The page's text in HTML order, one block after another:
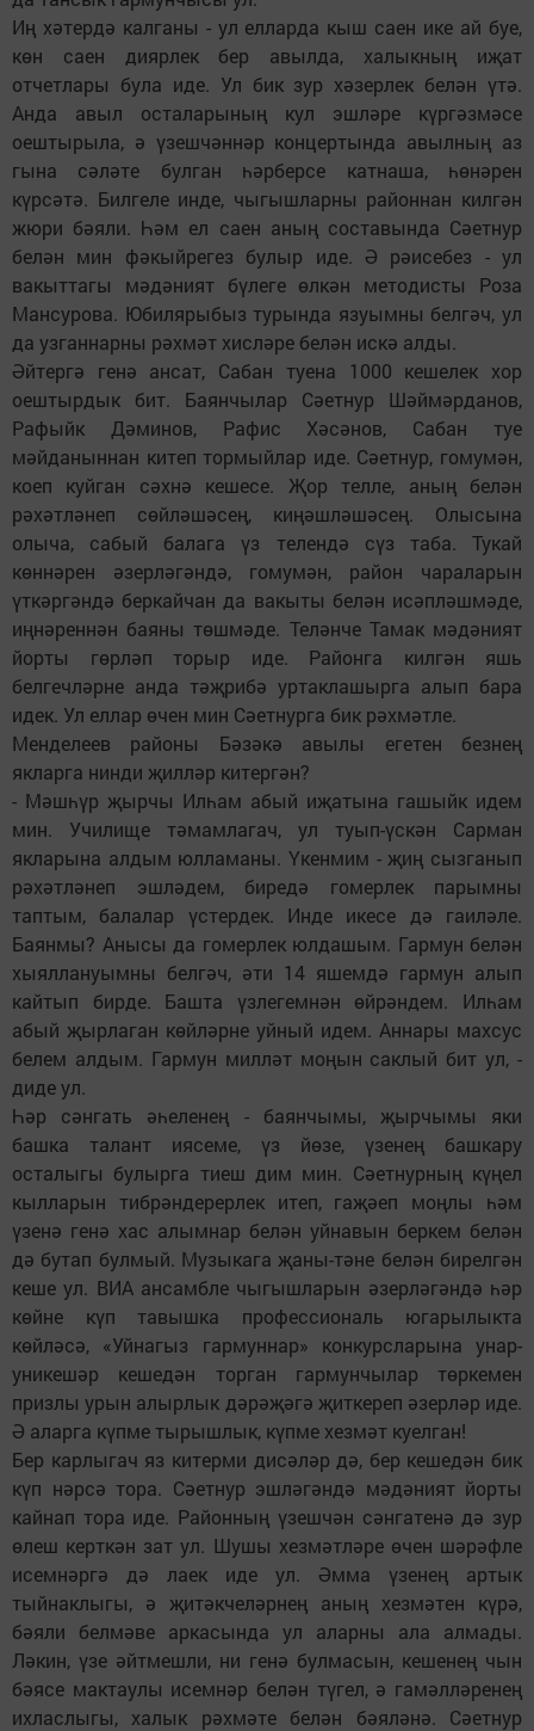
Иң хәтердә калганы - ул елларда кыш саен ике ай буе,
көн саен диярлек бер авылда, халыкның иҗат
отчетлары була иде. Ул бик зур хәзерлек белән үтә.
Анда авыл осталарының кул эшләре күргәзмәсе
оештырыла, ә үзешчәннәр концертында авылның аз
гына сәләте булган һәрберсе катнаша, һөнәрен
күрсәтә. Билгеле инде, чыгышларны районнан килгән
жюри бәяли. Һәм ел саен аның составында Сәетнур
белән мин фәкыйрегез булыр иде. Ә рәисебез - ул
вакыттагы мәдәният бүлеге өлкән методисты Роза
Мансурова. Юбилярыбыз турында язуымны белгәч, ул
да узганнарны рәхмәт хисләре белән искә алды.
Әйтергә генә ансат, Сабан туена 1000 кешелек хор
оештырдык бит. Баянчылар Сәетнур Шәймәрданов,
Рафыйк Дәминов, Рафис Хәсәнов, Сабан туе
мәйданыннан китеп тормыйлар иде. Сәетнур, гомумән,
коеп куйган сәхнә кешесе. Җор телле, аның белән
рәхәтләнеп сөйләшәсең, киңәшләшәсең. Олысына
олыча, сабый балага үз телендә сүз таба. Тукай
көннәрен әзерләгәндә, гомумән, район чараларын
үткәргәндә беркайчан да вакыты белән исәпләшмәде,
иңнәреннән баяны төшмәде. Теләнче Тамак мәдәният
йорты гөрләп торыр иде. Районга килгән яшь
белгечләрне анда тәҗрибә уртаклашырга алып бара
идек. Ул еллар өчен мин Сәетнурга бик рәхмәтле.
Менделеев районы Бәзәкә авылы егетен безнең
якларга нинди җилләр китергән?
- Мәшһүр җырчы Илһам абый иҗатына гашыйк идем
мин. Училище тәмамлагач, ул туып-үскән Сарман
якларына алдым юлламаны. Үкенмим - җиң сызганып
рәхәтләнеп эшләдем, биредә гомерлек парымны
таптым, балалар үстердек. Инде икесе дә гаиләле.
Баянмы? Анысы да гомерлек юлдашым. Гармун белән
хыяллануымны белгәч, әти 14 яшемдә гармун алып
кайтып бирде. Башта үзлегемнән өйрәндем. Илһам
абый җырлаган көйләрне уйный идем. Аннары махсус
белем алдым. Гармун милләт моңын саклый бит ул, -
диде ул.
Һәр сәнгать әһеленең - баянчымы, җырчымы яки
башка талант иясеме, үз йөзе, үзенең башкару
осталыгы булырга тиеш дим мин. Сәетнурның күңел
кылларын тибрәндерерлек итеп, гаҗәеп моңлы һәм
үзенә генә хас алымнар белән уйнавын беркем белән
дә бутап булмый. Музыкага җаны-тәне белән бирелгән
кеше ул. ВИА ансамбле чыгышларын әзерләгәндә һәр
көйне күп тавышка профессиональ югарылыкта
көйләсә, «Уйнагыз гармуннар» конкурсларына унар-
уникешәр кешедән торган гармунчылар төркемен
призлы урын алырлык дәрәҗәгә җиткереп әзерләр иде.
Ә аларга күпме тырышлык, күпме хезмәт куелган!
Бер карлыгач яз китерми дисәләр дә, бер кешедән бик
күп нәрсә тора. Сәетнур эшләгәндә мәдәният йорты
кайнап тора иде. Районның үзешчән сәнгатенә дә зур
өлеш керткән зат ул. Шушы хезмәтләре өчен шәрәфле
исемнәргә дә лаек иде ул. Әмма үзенең артык
тыйнаклыгы, ә җитәкчеләрнең аның хезмәтен күрә,
бәяли белмәве аркасында ул аларны ала алмады.
Ләкин, үзе әйтмешли, ни генә булмасын, кешенең чын
бәясе мактаулы исемнәр белән түгел, ә гамәлләренең
ихласлыгы, халык рәхмәте белән бәяләнә. Сәетнур